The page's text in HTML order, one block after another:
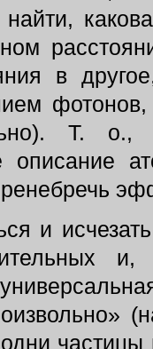
в
Т.
описание
и
и,